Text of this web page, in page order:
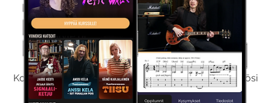
Kokeile Ilmaiseksi
Kokeilemalla ilmaiseksi saat koko sisältömme käyttöösi
viikon ajaksi.